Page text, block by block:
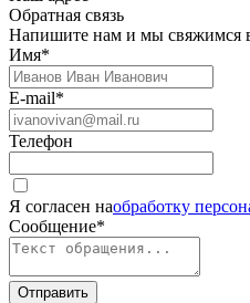
Обратная связь
Напишите нам и мы свяжимся
Имя*
E-mail*
Телефон
Я согласен наобработку
Сообщение*
Отправить